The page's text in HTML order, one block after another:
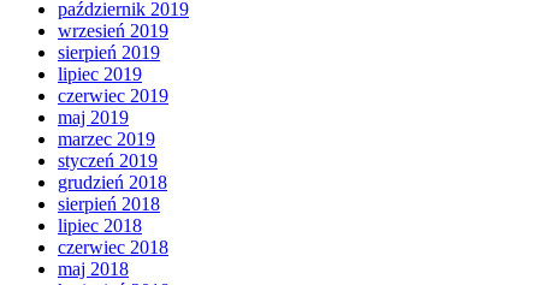
październik 2019
wrzesień 2019
sierpień 2019
lipiec 2019
czerwiec 2019
maj 2019
marzec 2019
styczeń 2019
grudzień 2018
sierpień 2018
lipiec 2018
czerwiec 2018
maj 2018